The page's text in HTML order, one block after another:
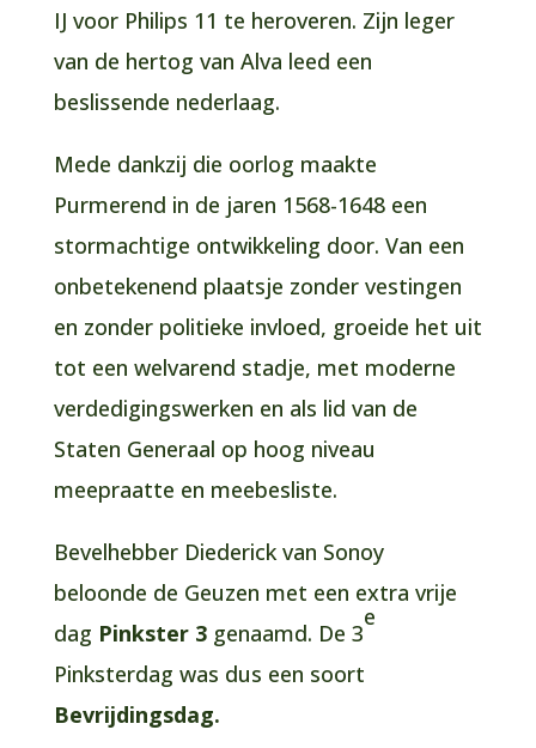
IJ voor Philips 11 te heroveren. Zijn leger
van de hertog van Alva leed een
beslissende nederlaag.
Mede dankzij die oorlog maakte
Purmerend in de jaren 1568-1648 een
stormachtige ontwikkeling door. Van een
onbetekenend plaatsje zonder vestingen
en zonder politieke invloed, groeide het uit
tot een welvarend stadje, met moderne
verdedigingswerken en als lid van de
Staten Generaal op hoog niveau
meepraatte en meebesliste.
Bevelhebber Diederick van Sonoy
beloonde de Geuzen met een extra vrije
dag Pinkster 3genaamd. De 3
e
Pinksterdag was dus een soort
Bevrijdingsdag.